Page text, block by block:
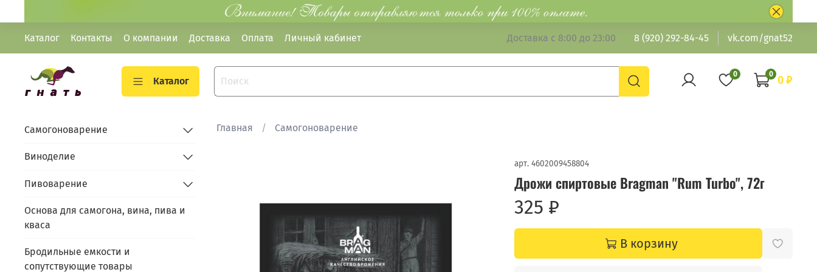
Каталог Контакты О компании Доставка Оплата Личный кабинет Доставка с 8:00 до 23:00 8 (920) 292-84-45 vk.com/gnat52
Каталог
0 0 0 ₽
Главная Самогоноварение
арт. 4602009458804
Дрожи спиртовые Bragman "Rum Turbo", 72г
325 ₽
В корзину
Самогоноварение
Виноделие
Пивоварение
Основа для самогона, вина, пива и
кваса
Бродильные емкости и
сопутствующие товары